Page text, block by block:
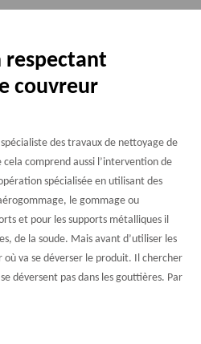
respectant
couvreur
des travaux de nettoyage de
comprend aussi l’intervention de
spécialisée en utilisant des
le gommage ou
et pour les supports métalliques il
de la soude. Mais avant d’utiliser les
où va se déverser le produit. Il chercher
déversent pas dans les gouttières. Par